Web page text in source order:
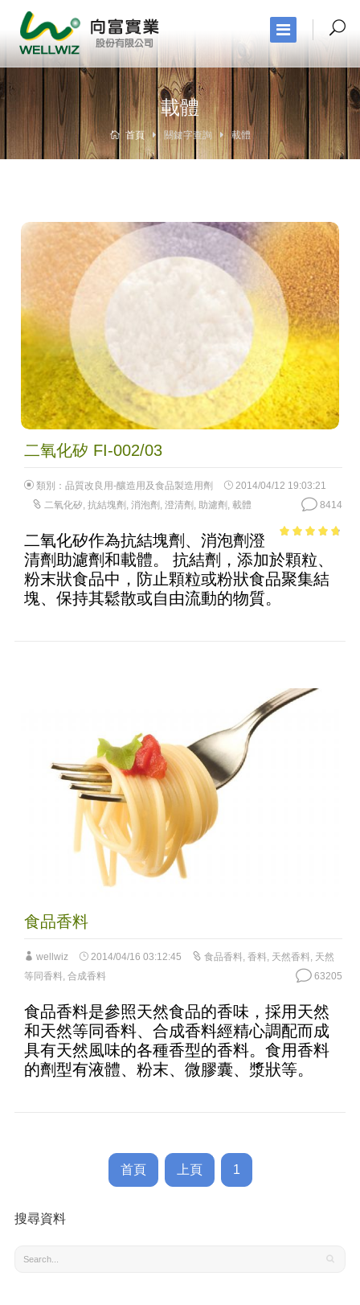
載體
首頁 關鍵字查詢 載體
二氧化矽 FI-002/03
類別： 品質改良用-釀造用及食品製造用劑
2014/04/12 19:03:21
二氧化矽, 抗結塊劑 , 消泡劑 , 澄清劑 , 助濾劑 , 載體 8414
5
二氧化矽作為抗結塊劑、消泡劑澄
清劑助濾劑和載體。 抗結劑，添加於顆粒、
粉末狀食品中，防止顆粒或粉狀食品聚集結
塊、保持其鬆散或自由流動的物質。
食品香料
wellwiz 2014/04/16 03:12:45 食品香料, 香料, 天然香料, 天然
等同香料, 合成香料 63205
食品香料是參照天然食品的香味，採用天然
和天然等同香料、合成香料經精心調配而成
具有天然風味的各種香型的香料。食用香料
的劑型有液體、粉末、微膠囊、漿狀等。
首頁 上頁 1
搜尋資料